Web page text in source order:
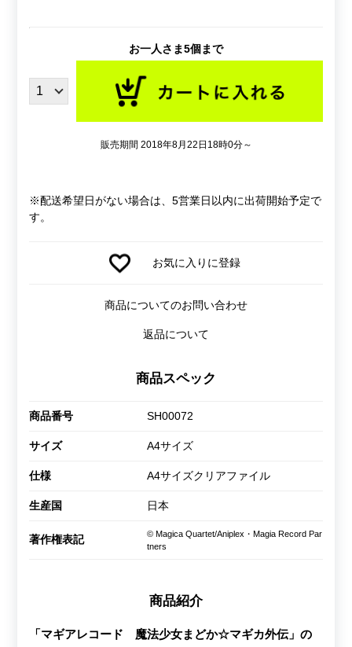
お一人さま5個まで
販売期間 2018年8月22日18時0分～
※配送希望日がない場合は、5営業日以内に出荷開始予定で
す。
お気に入りに登録
商品についてのお問い合わせ
返品について
商品スペック
商品番号 SH00072
サイズ A4サイズ
仕様 A4サイズクリアファイル
生産国 日本
著作権表記
© Magica Quartet/Aniplex・Magia Record Par
tners
商品紹介
「マギアレコード 魔法少女まどか☆マギカ外伝」の